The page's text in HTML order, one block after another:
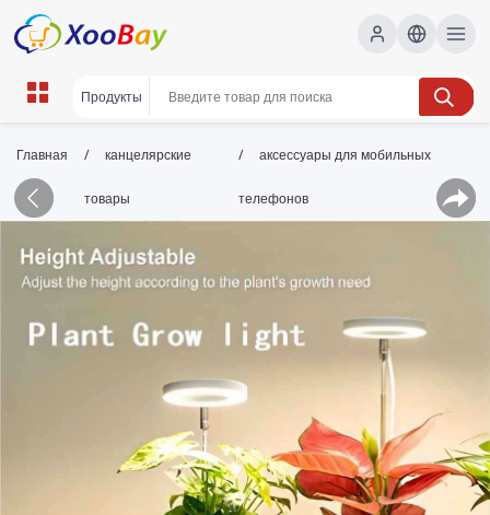
Главная / канцелярские
товары
/ аксессуары для мобильных
телефонов